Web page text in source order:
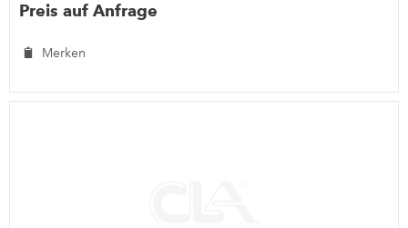
Preis auf Anfrage
Merken